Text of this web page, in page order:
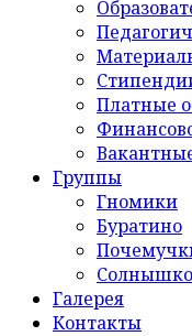
Платные
Группы
Гномики
Буратино
Солнышко
Галерея
Контакты